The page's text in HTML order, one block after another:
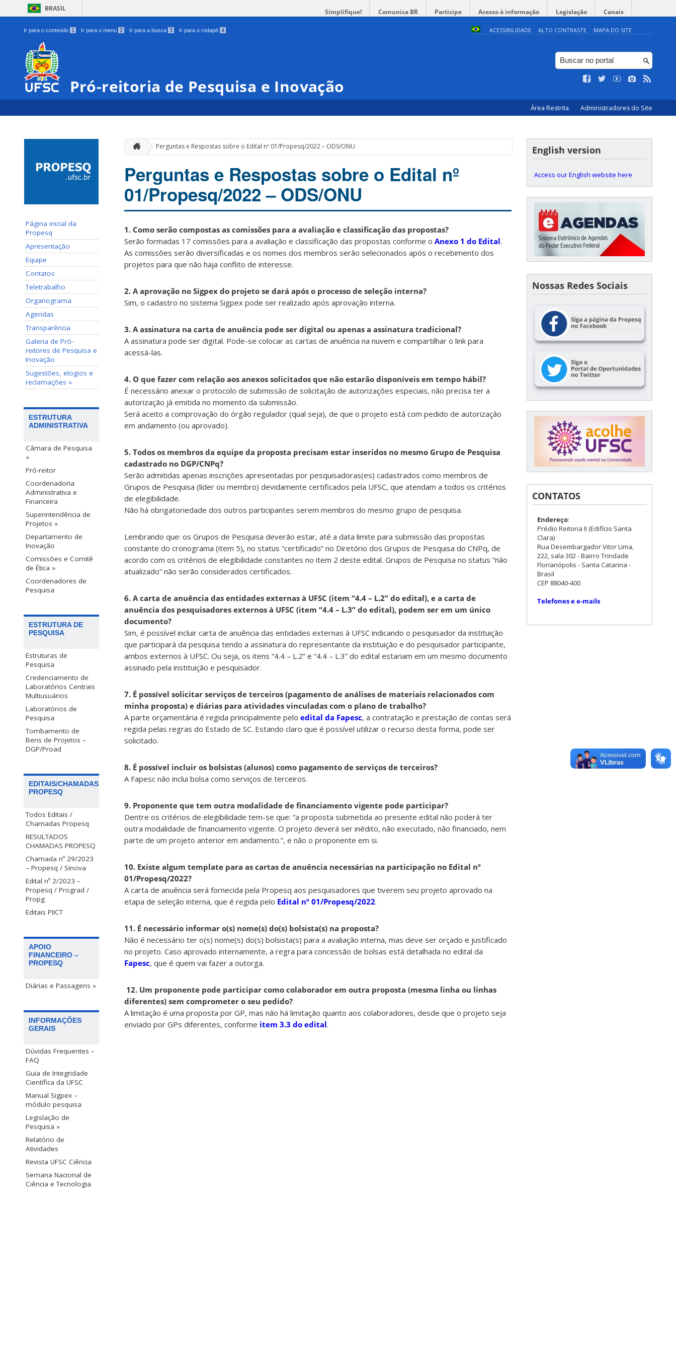
BRASIL Simplifique! Comunica BR Participe Acesso à informação Legislação Canais
Ir para o conteúdo 1 Ir para o menu 2 Ir para a busca 3 Ir para o rodapé 4 ACESSIBILIDADE ALTO CONTRASTE MAPA DO SITE
Pró-reitoria de Pesquisa e Inovação
Área Restrita Administradores do Site
Página inicial da
Propesq
Apresentação
Equipe
Contatos
Teletrabalho
Organograma
Agendas
Transparência
Galeria de Pró-
reitores de Pesquisa e
Inovação
Sugestões, elogios e
reclamações »
ESTRUTURA
ADMINISTRATIVA
Câmara de Pesquisa
»
Pró-reitor
Coordenadoria
Administrativa e
Financeira
Superintendência de
Projetos »
Departamento de
Inovação
Comissões e Comitê
de Ética »
Coordenadores de
Pesquisa
ESTRUTURA DE
PESQUISA
Estruturas de
Pesquisa
Credenciamento de
Laboratórios Centrais
Multiusuários
Laboratórios de
Pesquisa
Tombamento de
Bens de Projetos –
DGP/Proad
EDITAIS/CHAMADAS
PROPESQ
Todos Editais /
Chamadas Propesq
RESULTADOS
CHAMADAS PROPESQ
Chamada nº 29/2023
– Propesq / Sinova
Edital nº 2/2023 –
Propesq / Prograd /
Propg
Editais PIICT
APOIO
FINANCEIRO –
PROPESQ
Diárias e Passagens »
INFORMAÇÕES
GERAIS
Dúvidas Frequentes –
FAQ
Guia de Integridade
Científica da UFSC
Manual Sigpex –
módulo pesquisa
Legislação de
Pesquisa »
Relatório de
Atividades
Revista UFSC Ciência
Semana Nacional de
Ciência e Tecnologia
Perguntas e Respostas sobre o Edital nº 01/Propesq/2022 – ODS/ONU
Perguntas e Respostas sobre o Edital nº
01/Propesq/2022 – ODS/ONU
1. Como serão compostas as comissões para a avaliação e classificação das propostas?
Serão formadas 17 comissões para a avaliação e classificação das propostas conforme o Anexo 1 do Edital.
As comissões serão diversificadas e os nomes dos membros serão selecionados após o recebimento dos
projetos para que não haja conflito de interesse.
2. A aprovação no Sigpex do projeto se dará após o processo de seleção interna?
Sim, o cadastro no sistema Sigpex pode ser realizado após aprovação interna.
3. A assinatura na carta de anuência pode ser digital ou apenas a assinatura tradicional?
A assinatura pode ser digital. Pode-se colocar as cartas de anuência na nuvem e compartilhar o link para
acessá-las.
4. O que fazer com relação aos anexos solicitados que não estarão disponíveis em tempo hábil?
É necessário anexar o protocolo de submissão de solicitação de autorizações especiais, não precisa ter a
autorização já emitida no momento da submissão.
Será aceito a comprovação do órgão regulador (qual seja), de que o projeto está com pedido de autorização
em andamento (ou aprovado).
5. Todos os membros da equipe da proposta precisam estar inseridos no mesmo Grupo de Pesquisa
cadastrado no DGP/CNPq?
Serão admitidas apenas inscrições apresentadas por pesquisadoras(es) cadastrados como membros de
Grupos de Pesquisa (líder ou membro) devidamente certificados pela UFSC, que atendam a todos os critérios
de elegibilidade.
Não há obrigatoriedade dos outros participantes serem membros do mesmo grupo de pesquisa.
Lembrando que: os Grupos de Pesquisa deverão estar, até a data limite para submissão das propostas
constante do cronograma (item 5), no status “certificado” no Diretório dos Grupos de Pesquisa do CNPq, de
acordo com os critérios de elegibilidade constantes no item 2 deste edital. Grupos de Pesquisa no status “não
atualizado” não serão considerados certificados.
6. A carta de anuência das entidades externas à UFSC (item “4.4 – L.2” do edital), e a carta de
anuência dos pesquisadores externos à UFSC (item “4.4 – L.3” do edital), podem ser em um único
documento?
Sim, é possível incluir carta de anuência das entidades externas à UFSC indicando o pesquisador da instituição
que participará da pesquisa tendo a assinatura do representante da instituição e do pesquisador participante,
ambos externos à UFSC. Ou seja, os itens “4.4 – L.2” e “4.4 – L.3” do edital estariam em um mesmo documento
assinado pela instituição e pesquisador.
7. É possível solicitar serviços de terceiros (pagamento de análises de materiais relacionados com
minha proposta) e diárias para atividades vinculadas com o plano de trabalho?
A parte orçamentária é regida principalmente pelo edital da Fapesc, a contratação e prestação de contas será
regida pelas regras do Estado de SC. Estando claro que é possível utilizar o recurso desta forma, pode ser
solicitado.
8. É possível incluir os bolsistas (alunos) como pagamento de serviços de terceiros?
A Fapesc não inclui bolsa como serviços de terceiros.
9. Proponente que tem outra modalidade de financiamento vigente pode participar?
Dentre os critérios de elegibilidade tem-se que: “a proposta submetida ao presente edital não poderá ter
outra modalidade de financiamento vigente. O projeto deverá ser inédito, não executado, não financiado, nem
parte de um projeto anterior em andamento.”, e não o proponente em si.
10. Existe algum template para as cartas de anuência necessárias na participação no Edital nº
01/Propesq/2022?
A carta de anuência será fornecida pela Propesq aos pesquisadores que tiverem seu projeto aprovado na
etapa de seleção interna, que é regida pelo Edital nº 01/Propesq/2022.
11. É necessário informar o(s) nome(s) do(s) bolsista(s) na proposta?
Não é necessário ter o(s) nome(s) do(s) bolsista(s) para a avaliação interna, mas deve ser orçado e justificado
no projeto. Caso aprovado internamente, a regra para concessão de bolsas está detalhada no edital da
Fapesc, que é quem vai fazer a outorga.
12. Um proponente pode participar como colaborador em outra proposta (mesma linha ou linhas
diferentes) sem comprometer o seu pedido?
A limitação é uma proposta por GP, mas não há limitação quanto aos colaboradores, desde que o projeto seja
enviado por GPs diferentes, conforme item 3.3 do edital.
English version
Access our English website here
Nossas Redes Sociais
CONTATOS
Endereço:
Prédio Reitoria II (Edifício Santa
Clara)
Rua Desembargador Vitor Lima,
222, sala 302 - Bairro Trindade
Florianópolis - Santa Catarina -
Brasil
CEP 88040-400
Telefones e e-mails